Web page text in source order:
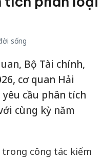
sống
Bộ Tài chính,
cơ quan Hải
cầu phân tích
cùng kỳ năm
trong công tác kiểm